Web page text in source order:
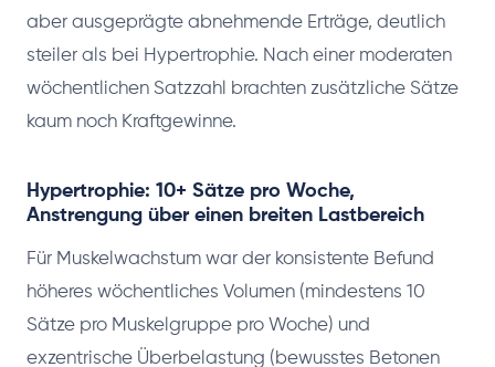
aber ausgeprägte abnehmende Erträge, deutlich
steiler als bei Hypertrophie. Nach einer moderaten
wöchentlichen Satzzahl brachten zusätzliche Sätze
kaum noch Kraftgewinne.
Hypertrophie: 10+ Sätze pro Woche,
Anstrengung über einen breiten Lastbereich
Für Muskelwachstum war der konsistente Befund
höheres wöchentliches Volumen (mindestens 10
Sätze pro Muskelgruppe pro Woche) und
exzentrische Überbelastung (bewusstes Betonen